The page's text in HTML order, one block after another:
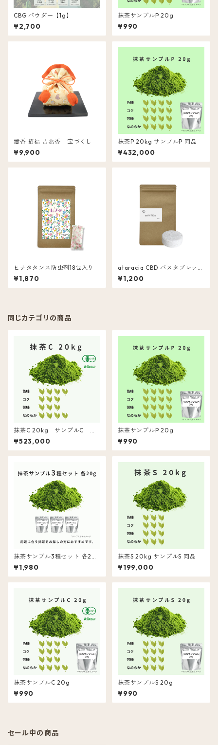
CBG パウダー【1g】
¥2,700
抹茶サンプルP 20g
¥990
置香 招福 吉兆香 宝づくし
¥9,900
抹茶P 20kg サンプルP 同品
¥432,000
ヒナタタンス防虫剤18包入り
¥1,870
ataracia CBD バスタブレット
5個入 ととのい フローラル
¥1,200
同じカテゴリの商品
抹茶C 20kg サンプルC 同
品
¥523,000
抹茶サンプルP 20g
¥990
抹茶サンプル3種セット 各20
g
¥1,980
抹茶S 20kg サンプルS 同品
¥199,000
抹茶サンプルC 20g
¥990
抹茶サンプルS 20g
¥990
セール中の商品